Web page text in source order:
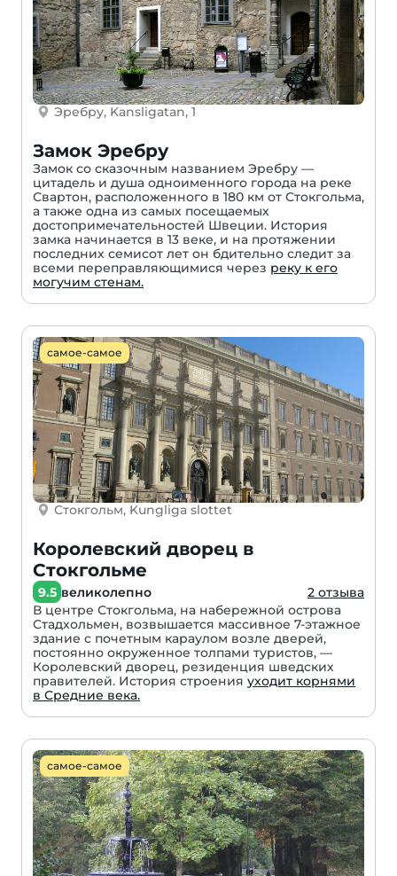
Эребру, Kansligatan, 1
Замок Эребру
Замок со сказочным названием Эребру —
цитадель и душа одноименного города на реке
Свартон, расположенного в 180 км от Стокгольма,
а также одна из самых посещаемых
достопримечательностей Швеции. История
замка начинается в 13 веке, и на протяжении
последних семисот лет он бдительно следит за
всеми переправляющимися через реку к его
могучим стенам.
самое-самое
Стокгольм, Kungliga slottet
Королевский дворец в
Стокгольме
9.5 великолепно
2 отзыва
В центре Стокгольма, на набережной острова
Стадхольмен, возвышается массивное 7-этажное
здание с почетным караулом возле дверей,
постоянно окруженное толпами туристов, —
Королевский дворец, резиденция шведских
правителей. История строения уходит корнями
в Средние века.
самое-самое